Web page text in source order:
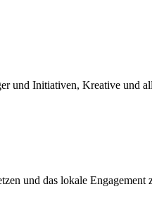
und Initiativen, Kreative und
und das lokale